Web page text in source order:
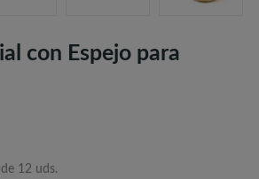
con Espejo para
12 uds.